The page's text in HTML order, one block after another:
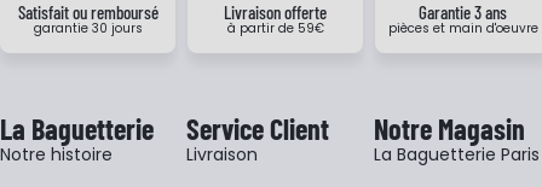
Satisfait ou remboursé
garantie 30 jours
Livraison offerte
à partir de 59€
Garantie 3 ans
pièces et main d'oeuvre
La Baguetterie
Notre histoire
Service Client
Livraison
Notre Magasin
La Baguetterie Paris